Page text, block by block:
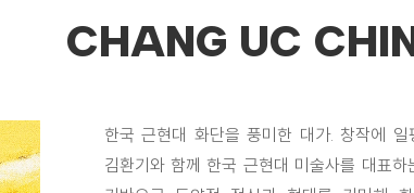
CHANG UC
한국 근현대 화단을 풍미한 대가. 창작에
김환기와 함께 한국 근현대 미술사를 대표